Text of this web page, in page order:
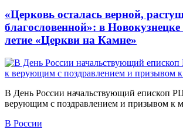
«Церковь осталась верной,
благословенной»: в
летие «Церкви на Камне»
В День России начальствующий епископ
верующим с поздравлением и призывом к
В России